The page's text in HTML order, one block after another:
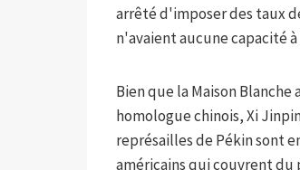
arrêté d'imposer des taux
n'avaient aucune capacité
Bien que la Maison
homologue chinois, Xi
représailles de Pékin sont
américains qui couvrent du